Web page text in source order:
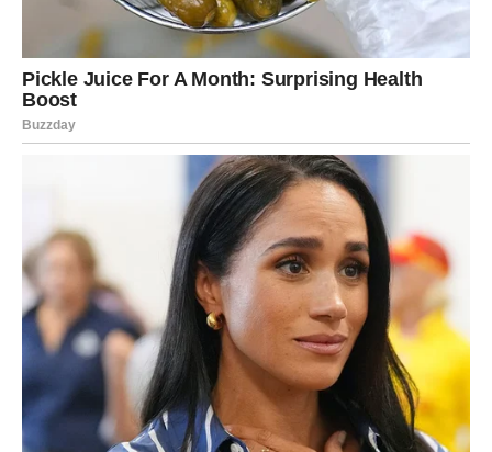
U tiganj uliti dovoljno ulja i pržiti listove sa obe strane do zlatno
smeđe boje.
U nastavku pogledajte video pripremu: